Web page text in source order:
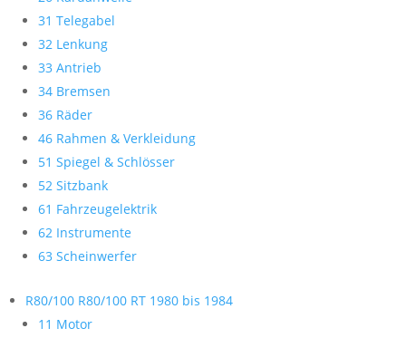
31 Telegabel
32 Lenkung
33 Antrieb
34 Bremsen
36 Räder
46 Rahmen & Verkleidung
51 Spiegel & Schlösser
52 Sitzbank
61 Fahrzeugelektrik
62 Instrumente
63 Scheinwerfer
R80/100 R80/100 RT 1980 bis 1984
11 Motor